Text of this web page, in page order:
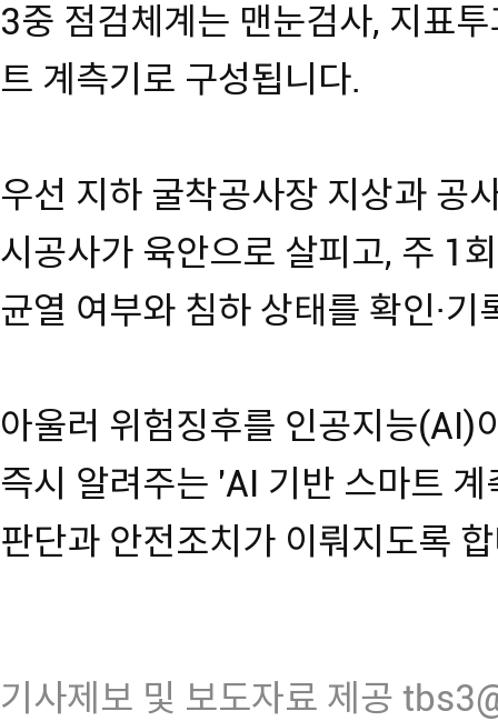
3중 점검체계는 맨눈검사, 지표
트 계측기로 구성됩니다.
우선 지하 굴착공사장 지상과 공
시공사가 육안으로 살피고, 주 1
균열 여부와 침하 상태를 확인·기
아울러 위험징후를 인공지능(AI)
즉시 알려주는 'AI 기반 스마트
판단과 안전조치가 이뤄지도록
기사제보 및 보도자료 제공